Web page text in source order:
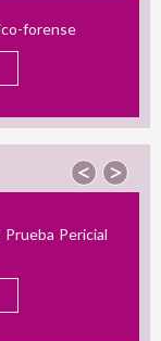
Consumidor de
y
Dual
< >
de Instrumentos
Su Utilidad en